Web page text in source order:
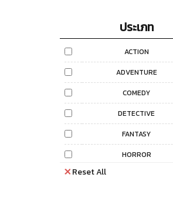
ประเภท
ACTION
ADVENTURE
COMEDY
DETECTIVE
FANTASY
HORROR
Reset All